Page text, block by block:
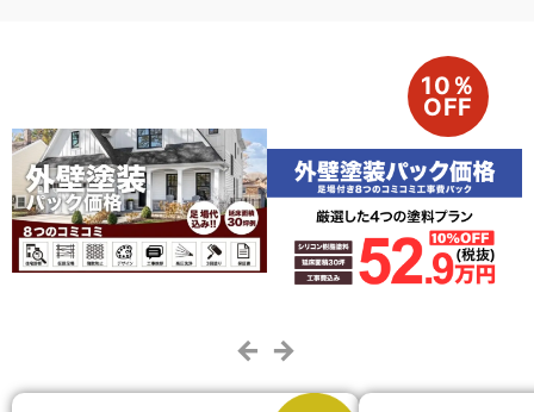
10％
OFF
← →